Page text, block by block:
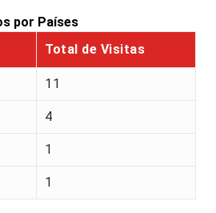
por Países
Total de Visitas
11
4
1
1